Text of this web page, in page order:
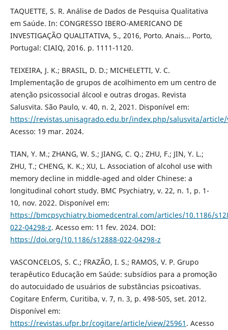
TAQUETTE, S. R. Análise de Dados de Pesquisa Qualitativa
em Saúde. In: CONGRESSO IBERO-AMERICANO DE
INVESTIGAÇÃO QUALITATIVA, 5., 2016, Porto. Anais... Porto,
Portugal: CIAIQ, 2016. p. 1111-1120.
TEIXEIRA, J. K.; BRASIL, D. D.; MICHELETTI, V. C.
Implementação de grupos de acolhimento em um centro de
atenção psicossocial álcool e outras drogas. Revista
Salusvita. São Paulo, v. 40, n. 2, 2021. Disponível em:
https://revistas.unisagrado.edu.br/index.php/salusvita/
Acesso: 19 mar. 2024.
TIAN, Y. M.; ZHANG, W. S.; JIANG, C. Q.; ZHU, F.; JIN, Y. L.;
ZHU, T.; CHENG, K. K.; XU, L. Association of alcohol use with
memory decline in middle-aged and older Chinese: a
longitudinal cohort study. BMC Psychiatry, v. 22, n. 1, p. 1-
10, nov. 2022. Disponível em:
https://bmcpsychiatry.biomedcentral.com/articles/10.1186/
022-04298-z. Acesso em: 11 fev. 2024. DOI:
https://doi.org/10.1186/s12888-022-04298-z
VASCONCELOS, S. C.; FRAZÃO, I. S.; RAMOS, V. P. Grupo
terapêutico Educação em Saúde: subsídios para a promoção
do autocuidado de usuários de substâncias psicoativas.
Cogitare Enferm, Curitiba, v. 7, n. 3, p. 498-505, set. 2012.
Disponível em:
https://revistas.ufpr.br/cogitare/article/view/25961 . Acesso